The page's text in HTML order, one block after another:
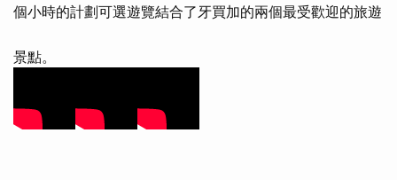
個小時的計劃可選遊覽結合了牙買加的兩個最受歡迎的旅遊
景點。